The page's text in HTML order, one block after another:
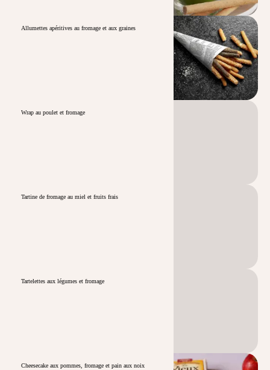
Allumettes apéritives au fromage et aux graines
Wrap au poulet et fromage
Tartine de fromage au miel et fruits frais
Tartelettes aux légumes et fromage
Cheesecake aux pommes, fromage et pain aux noix